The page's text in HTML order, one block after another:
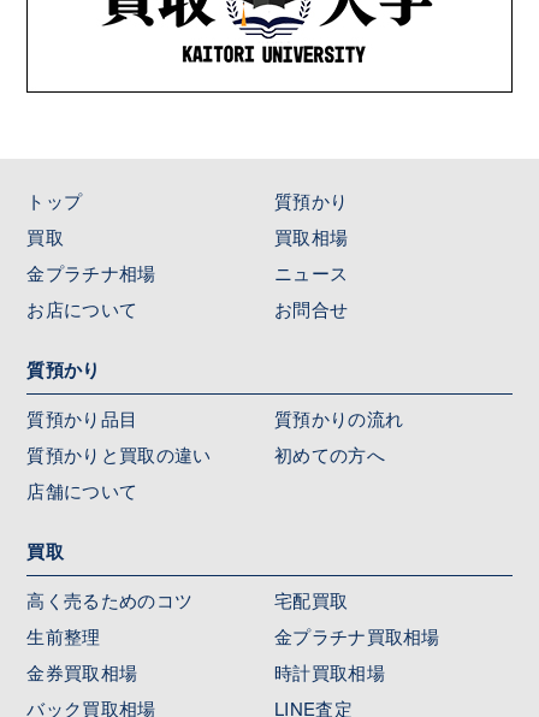
トップ
質預かり
買取
買取相場
金プラチナ相場
ニュース
お店について
お問合せ
質預かり
質預かり品目
質預かりの流れ
質預かりと買取の違い
初めての方へ
店舗について
買取
高く売るためのコツ
宅配買取
生前整理
金プラチナ買取相場
金券買取相場
時計買取相場
バック買取相場
LINE査定